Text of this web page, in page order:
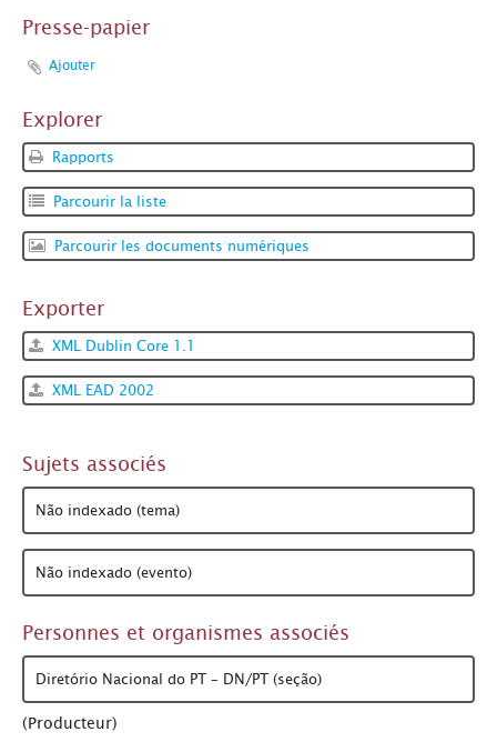
Presse-papier
Ajouter
Explorer
Rapports
Parcourir la liste
Parcourir les documents numériques
Exporter
XML Dublin Core 1.1
XML EAD 2002
Sujets associés
Não indexado (tema)
Não indexado (evento)
Personnes et organismes associés
Diretório Nacional do PT – DN/PT (seção)
(Producteur)